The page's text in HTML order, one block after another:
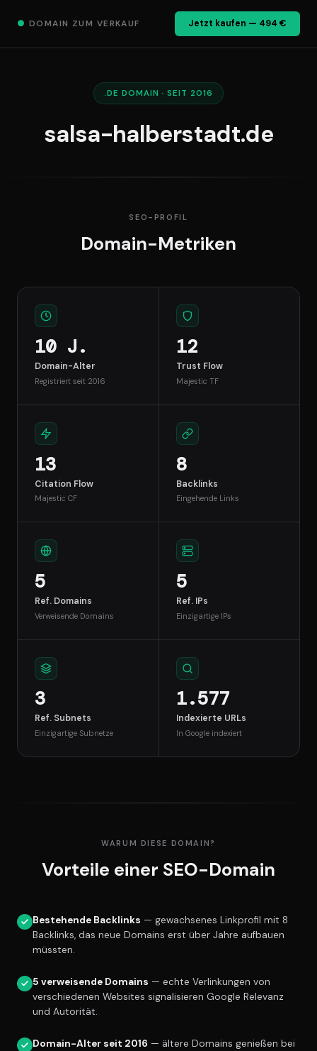
● DOMAIN ZUM VERKAUF Jetzt kaufen — 494 €
.DE DOMAIN · SEIT 2016
salsa-halberstadt.de
SEO-PROFIL
Domain-Metriken
10 J.
Domain-Alter
Registriert seit 2016
12
Trust Flow
Majestic TF
13
Citation Flow
Majestic CF
8
Backlinks
Eingehende Links
5
Ref. Domains
Verweisende Domains
5
Ref. IPs
Einzigartige IPs
3
Ref. Subnets
Einzigartige Subnetze
1.577
Indexierte URLs
In Google indexiert
WARUM DIESE DOMAIN?
Vorteile einer SEO-Domain
Bestehende Backlinks — gewachsenes Linkprofil mit 8
Backlinks, das neue Domains erst über Jahre aufbauen
müssten.
5 verweisende Domains — echte Verlinkungen von
verschiedenen Websites signalisieren Google Relevanz
und Autorität.
Domain-Alter seit 2016 — ältere Domains genießen bei